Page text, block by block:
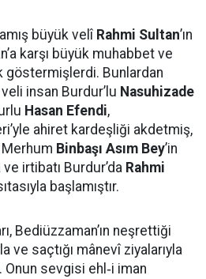
büyük velî Rahmi Sultan’ın
karşı büyük muhabbet ve
göstermişlerdi. Bunlardan
insan Burdur’lu Nasuhizade
Hasan Efendi,
ahiret kardeşliği akdetmiş,
Binbaşı Asım Bey’in
irtibatı Burdur’da Rahmi
başlamıştır.
Bediüzzaman’ın neşrettiği
ve saçtığı mânevî ziyalarıyla
Onun sevgisi ehl‑i iman